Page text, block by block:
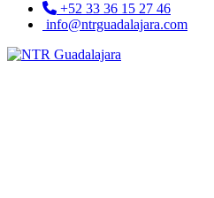
+52 33 36 15 27 46
info@ntrguadalajara.com